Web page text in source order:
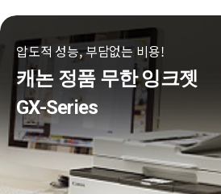
압도적 성능, 부담없는 비용!
캐논 정품 무한 잉크젯
GX-Series